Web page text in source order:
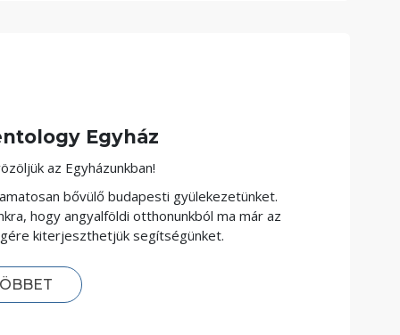
Egyház
az Egyházunkban!
bővülő budapesti gyülekezetünket.
hogy angyalföldi otthonunkból ma már az
kiterjeszthetjük segítségünket.